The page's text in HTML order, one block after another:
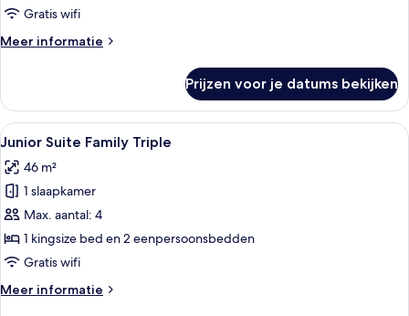
Gratis wifi
Meer informatie
Meer
kamer
Prijzen voor je datums bekijken
Alle
foto's
voor
Junior
Suite
Family
Triple
Een hotelkamer met twee bedden,
3
Junior Suite Family Triple
46 m²
1 slaapkamer
Max. aantal: 4
1 kingsize bed en 2 eenpersoonsbedden
Gratis wifi
Meer informatie
Meer